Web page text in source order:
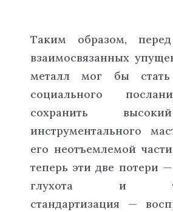
Таким образом,
взаимосвязанных
металл мог бы стать
социального
сохранить
инструментального
его неотъемлемой
теперь эти две потери
глухота и
стандартизация —